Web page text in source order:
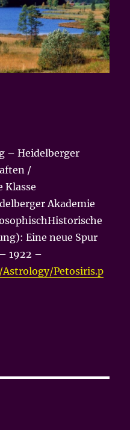
– Heidelberger
/
Klasse
Akademie
Eine neue Spur
1922 –
Petosiris.p